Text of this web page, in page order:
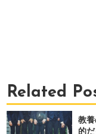
Related
教
的